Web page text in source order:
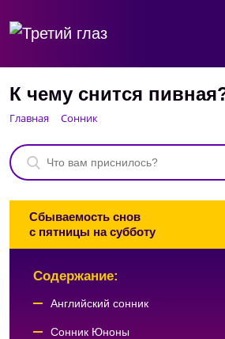
К чему снится
Главная Сонник
Сбываемость снов
с пятницы на субботу
Содержание:
Английский сонник
Сонник Юноны